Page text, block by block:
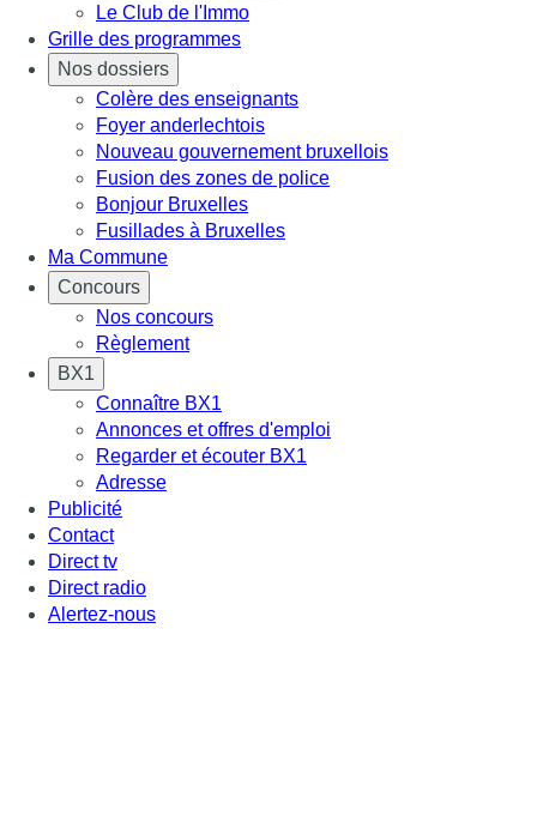
Le Club de l'Immo
Grille des programmes
Nos dossiers
Colère des enseignants
Foyer anderlechtois
Nouveau gouvernement bruxellois
Fusion des zones de police
Bonjour Bruxelles
Fusillades à Bruxelles
Ma Commune
Concours
Nos concours
Règlement
BX1
Connaître BX1
Annonces et offres d'emploi
Regarder et écouter BX1
Adresse
Publicité
Contact
Direct tv
Direct radio
Alertez-nous